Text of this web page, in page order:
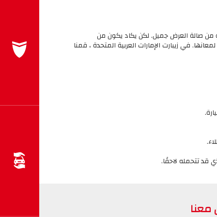
من صالة العرض جميل. لكن يكاد يكون من
في زيبارت الإمارات العربية المتحدة ، قمنا
معنا